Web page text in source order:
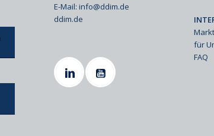
E-Mail:info@ddim.de
ddim.de
Markt
für
FAQ